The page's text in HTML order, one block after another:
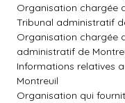
Organisation chargée
Tribunal administratif
Organisation chargée
administratif de
Informations relatives
Montreuil
Organisation qui